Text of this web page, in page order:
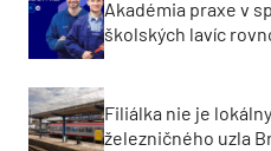
Akadémia praxe v
školských lavíc
Filiálka nie je
železničného uzla